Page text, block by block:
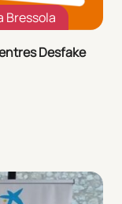
Bressola
Desfake